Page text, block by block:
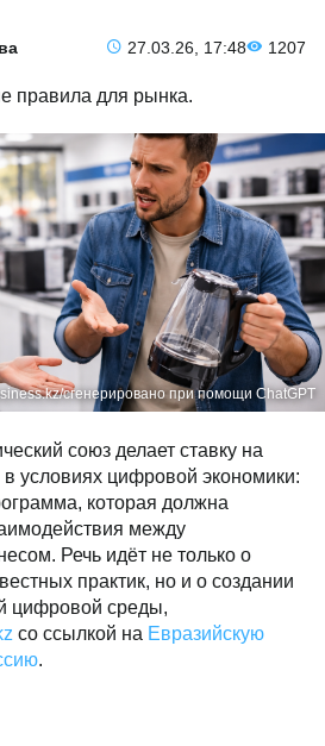
27.03.26, 17:48 1207
правила для рынка.
сгенерировано при помощи ChatGPT
союз делает ставку на
условиях цифровой экономики:
которая должна
между
Речь идёт не только о
практик, но и о создании
цифровой среды,
со ссылкой на Евразийскую
.